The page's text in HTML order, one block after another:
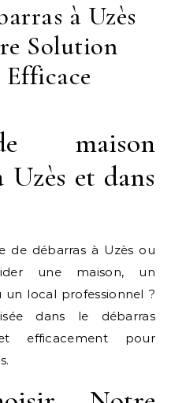
à Uzès
Solution
maison
Uzès et dans
de débarras à Uzès ou
une maison, un
local professionnel ?
dans le débarras
efficacement pour